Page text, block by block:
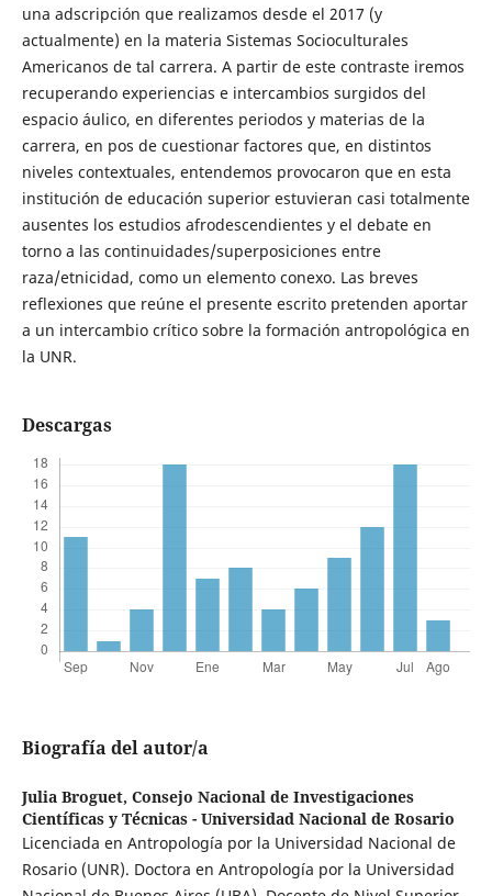
una adscripción que realizamos desde el 2017 (y
actualmente) en la materia Sistemas Socioculturales
Americanos de tal carrera. A partir de este contraste iremos
recuperando experiencias e intercambios surgidos del
espacio áulico, en diferentes periodos y materias de la
carrera, en pos de cuestionar factores que, en distintos
niveles contextuales, entendemos provocaron que en esta
institución de educación superior estuvieran casi totalmente
ausentes los estudios afrodescendientes y el debate en
torno a las continuidades/superposiciones entre
raza/etnicidad, como un elemento conexo. Las breves
reflexiones que reúne el presente escrito pretenden aportar
a un intercambio crítico sobre la formación antropológica en
la UNR.
Descargas
Biografía del autor/a
Julia Broguet, Consejo Nacional de Investigaciones
Científicas y Técnicas - Universidad Nacional de Rosario
Licenciada en Antropología por la Universidad Nacional de
Rosario (UNR). Doctora en Antropología por la Universidad